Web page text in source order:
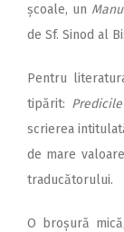
școale, un
de Sf. Sinod al
Pentru
tipărit:
scrierea
de mare
traducătorului.
O broșură